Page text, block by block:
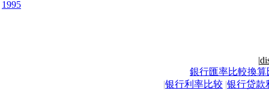
1995
|
銀行匯率比較換算
|银行利率比较 |银行贷款